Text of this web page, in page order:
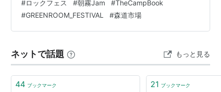
で参加していた層が、いまや30代〜40代を迎えている。
そして、その中には音楽好き同士で結婚して子供をもっ
た人たちがたくさんいる。 自分自身もその一人として心
きにとってめちゃくちゃありがたい存在だなってこと。
ライブハウスとかホールの公…
#ロックフェス #朝霧Jam #TheCampBook
#GREENROOM_FESTIVAL #森道市場
ネットで話題 もっと見る
44 ブックマーク 21 ブックマーク